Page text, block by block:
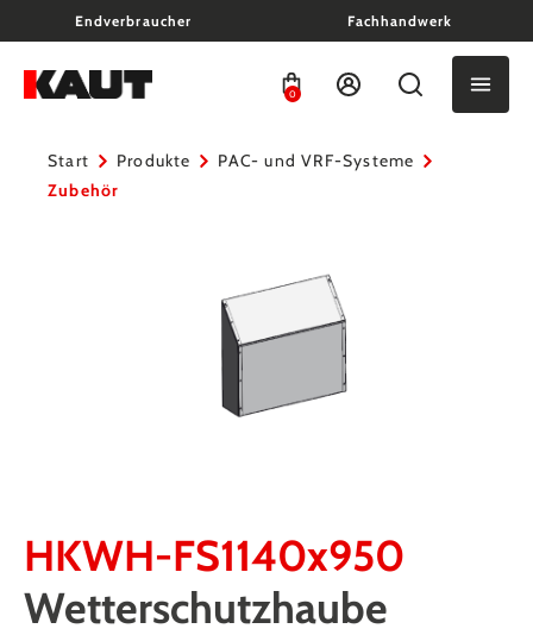
springenEndverbraucher Fachhandwerk
0
Start Produkte
PAC- und VRF-Systeme
Zubehör
HKWH-FS1140x950
Wetterschutzhaube